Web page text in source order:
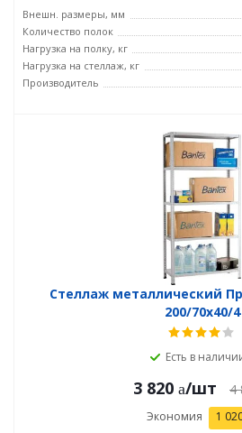
Внешн. размеры, мм
Количество полок
Нагрузка на полку, кг
Нагрузка на стеллаж, кг
Производитель
Стеллаж металлический
200/70x40/4
Есть в
3 820 /шт 4
Экономия 1